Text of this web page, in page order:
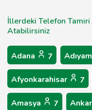
İllerdeki Telefon
Atabilirsiniz
Adana 7
Afyonkarahisar 7
Amasya 7